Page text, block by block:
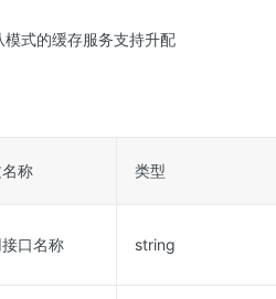
式的缓存服务支持升配
称 类型
口名称 string